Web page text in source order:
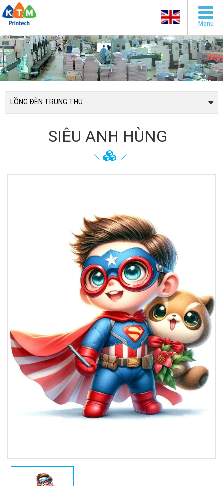
Menu
LỒNG ĐÈN TRUNG THU
SIÊU ANH HÙNG